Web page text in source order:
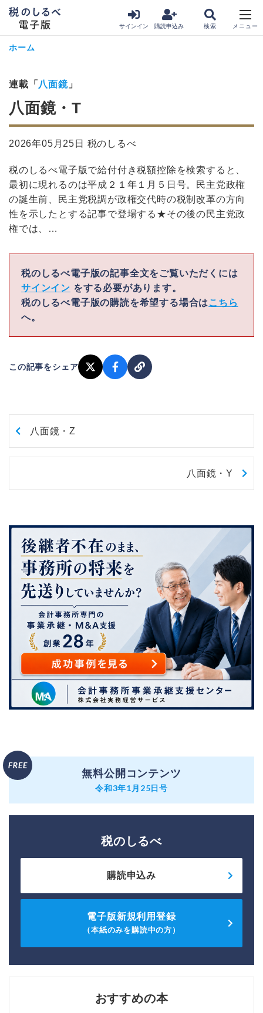
サインイン 購読申込み
ホーム
連載「 八面鏡」
八面鏡・T
2026年05月25日 税のしるべ
税のしるべ電子版で給付付き税額控除を検索すると、
最初に現れるのは平成２１年１月５日号。民主党政権
の誕生前、民主党税調が政権交代時の税制改革の方向
性を示したとする記事で登場する★その後の民主党政
権では、…
税のしるべ電子版の記事全文をご覧いただくには
サインイン をする必要があります。
税のしるべ電子版の購読を希望する場合は こちら
へ。
この記事をシェア
八面鏡・Z
八面鏡・Y
無料公開コンテンツ
令和3年1月25日号
税のしるべ
購読申込み
電子版新規利用登録
（本紙のみを購読中の方）
おすすめの本